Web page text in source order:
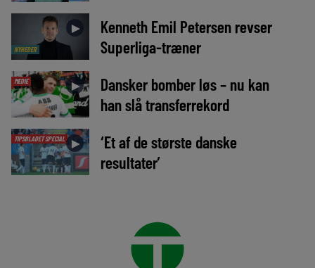
NYHEDER
►
Kenneth Emil Petersen revser
Superliga-træner
MEDIE ►
Dansker bomber løs – nu kan
han slå transferrekord
TIPSBLADET SPECIAL ►
‘Et af de største danske
resultater’